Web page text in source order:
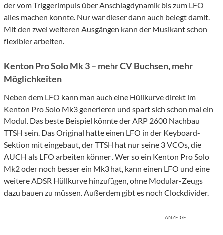
der vom Triggerimpuls über Anschlagdynamik bis zum LFO
alles machen konnte. Nur war dieser dann auch belegt damit.
Mit den zwei weiteren Ausgängen kann der Musikant schon
flexibler arbeiten.
Kenton Pro Solo Mk 3 – mehr CV Buchsen, mehr
Möglichkeiten
Neben dem LFO kann man auch eine Hüllkurve direkt im
Kenton Pro Solo Mk3 generieren und spart sich schon mal ein
Modul. Das beste Beispiel könnte der ARP 2600 Nachbau
TTSH sein. Das Original hatte einen LFO in der Keyboard-
Sektion mit eingebaut, der TTSH hat nur seine 3 VCOs, die
AUCH als LFO arbeiten können. Wer so ein Kenton Pro Solo
Mk2 oder noch besser ein Mk3 hat, kann einen LFO und eine
weitere ADSR Hüllkurve hinzufügen, ohne Modular-Zeugs
dazu bauen zu müssen. Außerdem gibt es noch Clockdivider.
ANZEIGE